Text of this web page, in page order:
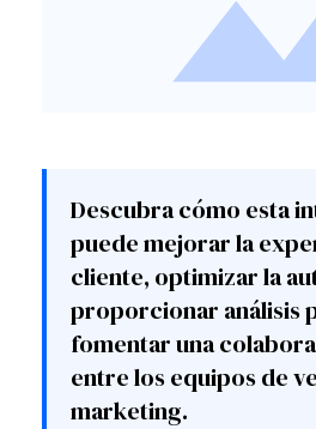
Descubra cómo esta
puede mejorar la
cliente, optimizar la
proporcionar análisis
fomentar una
entre los equipos de
marketing.